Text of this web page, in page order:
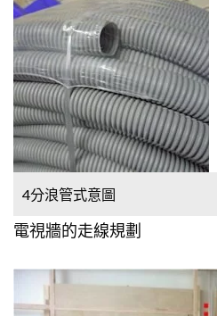
4分浪管式意圖
電視牆的走線規劃